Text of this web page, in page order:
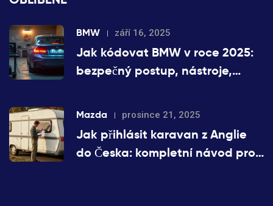
BMW září 16, 2025
Jak kódovat BMW v roce 2025:
bezpečný postup, nástroje,
Mazda prosince 21, 2025
Jak přihlásit karavan z Anglie
do Česka: kompletní návod pro